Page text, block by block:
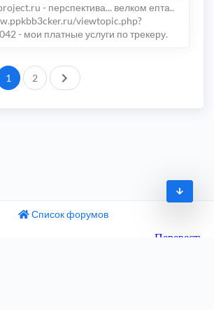
- перспектива... велком епта..
viewtopic.php?
- мои платные услуги по трекеру.
1 2 След.
Список форумов